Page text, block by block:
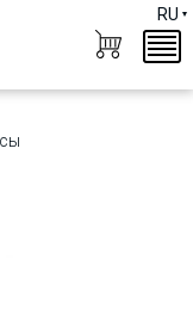
RU